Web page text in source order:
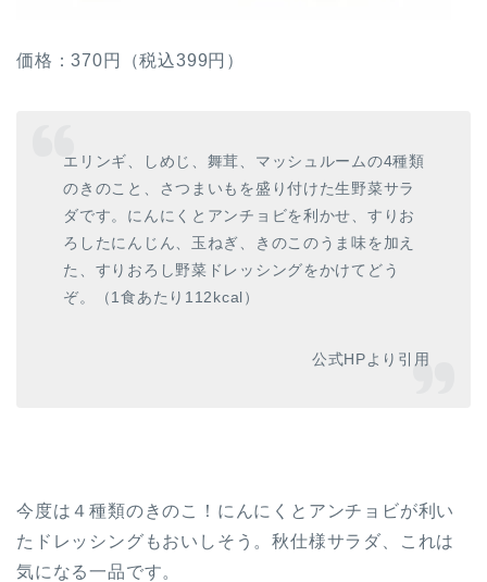
価格：370円（税込399円）
エリンギ、しめじ、舞茸、マッシュルームの4種類
のきのこと、さつまいもを盛り付けた生野菜サラ
ダです。にんにくとアンチョビを利かせ、すりお
ろしたにんじん、玉ねぎ、きのこのうま味を加え
た、すりおろし野菜ドレッシングをかけてどう
ぞ。（1食あたり112kcal）
公式HPより引用
今度は４種類のきのこ！にんにくとアンチョビが利い
たドレッシングもおいしそう。秋仕様サラダ、これは
気になる一品です。